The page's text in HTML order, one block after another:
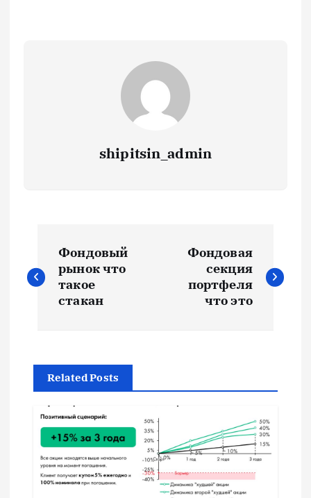
shipitsin_admin
а
г
ц
и
Фондовый
рынок что
такое
стакан
Фондовая
секция
портфеля
что это
Related Posts